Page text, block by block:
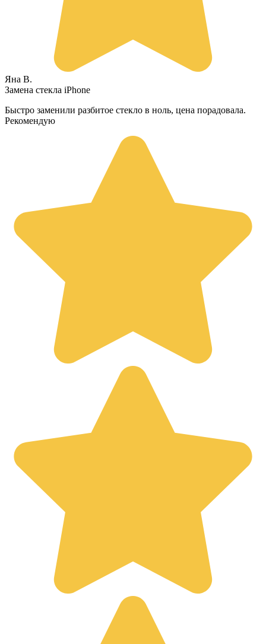
Яна В.
Замена стекла iPhone
Быстро заменили разбитое стекло в ноль, цена порадовала.
Рекомендую